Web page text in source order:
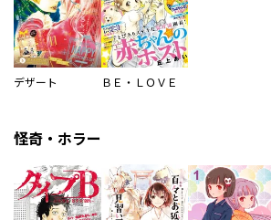
デザート ＢＥ・ＬＯＶＥ
怪奇・ホラー